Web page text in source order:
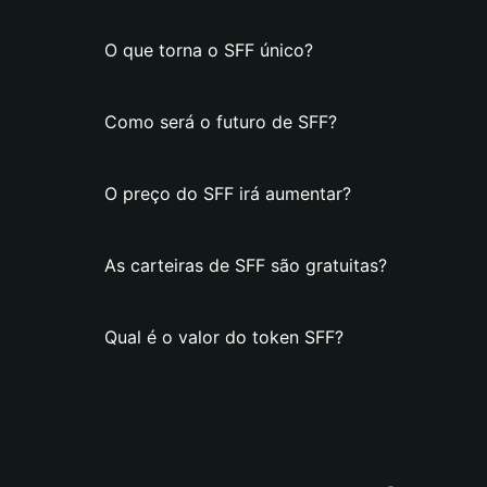
O que torna o SFF único?
Como será o futuro de SFF?
O preço do SFF irá aumentar?
As carteiras de SFF são gratuitas?
Qual é o valor do token SFF?